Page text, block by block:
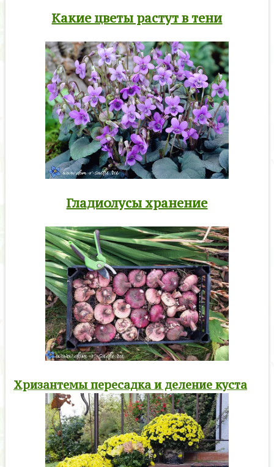
Какие цветы растут в тени
Гладиолусы хранение
Хризантемы пересадка и деление куста